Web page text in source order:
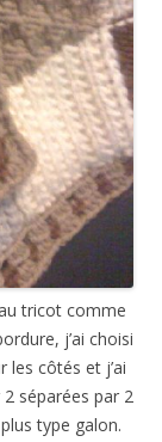
tricot comme
j’ai choisi
les côtés et j’ai
séparées par 2
type galon.